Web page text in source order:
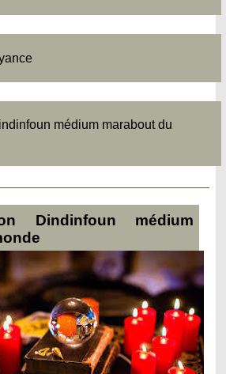
médium marabout du
Dindinfoun médium